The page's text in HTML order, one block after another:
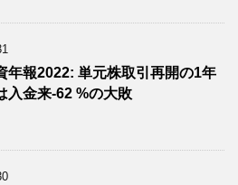
年報2022: 単元株取引再開の1年
入金来-62 %の大敗